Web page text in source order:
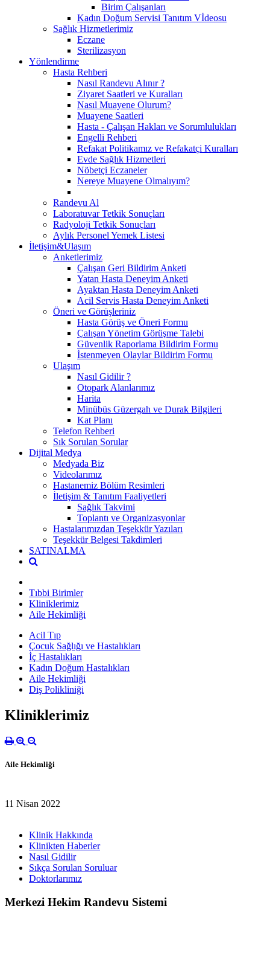
Birim Çalışanları
Kadın Doğum Servisi Tanıtım Vİdeosu
Sağlık Hizmetlerimiz
Eczane
Sterilizasyon
Yönlendirme
Hasta Rehberi
Nasıl Randevu Alınır ?
Ziyaret Saatleri ve Kuralları
Nasıl Muayene Olurum?
Muayene Saatleri
Hasta - Çalışan Hakları ve Sorumlulukları
Engelli Rehberi
Refakat Politikamız ve Refakatçi Kuralları
Evde Sağlık Hizmetleri
Nöbetçi Eczaneler
Nereye Muayene Olmalıyım?
Randevu Al
Laboratuvar Tetkik Sonuçları
Radyoloji Tetkik Sonuçları
Aylık Personel Yemek Listesi
İletişim&Ulaşım
Anketlerimiz
Çalışan Geri Bildirim Anketi
Yatan Hasta Deneyim Anketi
Ayaktan Hasta Deneyim Anketi
Acil Servis Hasta Deneyim Anketi
Öneri ve Görüşleriniz
Hasta Görüş ve Öneri Formu
Çalışan Yönetim Görüşme Talebi
Güvenlik Raporlama Bildirim Formu
İstenmeyen Olaylar Bildirim Formu
Ulaşım
Nasıl Gidilir ?
Otopark Alanlarımız
Harita
Minübüs Güzergah ve Durak Bilgileri
Kat Planı
Telefon Rehberi
Sık Sorulan Sorular
Dijital Medya
Medyada Biz
Videolarımız
Hastanemiz Bölüm Resimleri
İletişim & Tanıtım Faaliyetleri
Sağlık Takvimi
Toplantı ve Organizasyonlar
Hastalarımızdan Teşekkür Yazıları
Teşekkür Belgesi Takdimleri
SATINALMA
Tıbbi Birimler
Kliniklerimiz
Aile Hekimliği
Acil Tıp
Çocuk Sağlığı ve Hastalıkları
İç Hastalıkları
Kadın Doğum Hastalıkları
Aile Hekimliği
Diş Polikliniği
Kliniklerimiz
Aile Hekimliği
11 Nisan 2022
Klinik Hakkında
Klinikten Haberler
Nasıl Gidilir
Sıkça Sorulan Soruluar
Doktorlarımız
Merkezi Hekim Randevu Sistemi